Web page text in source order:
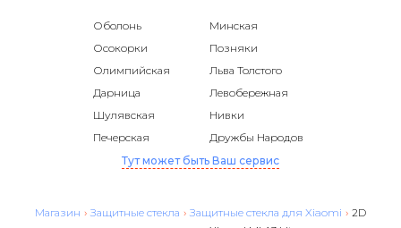
Оболонь
Минская
Осокорки
Позняки
Олимпийская
Льва Толстого
Дарница
Левобережная
Шулявская
Нивки
Печерская
Дружбы Народов
Тут может быть Ваш сервис
Магазин › Защитные стекла › Защитные стекла для Xiaomi › 2D